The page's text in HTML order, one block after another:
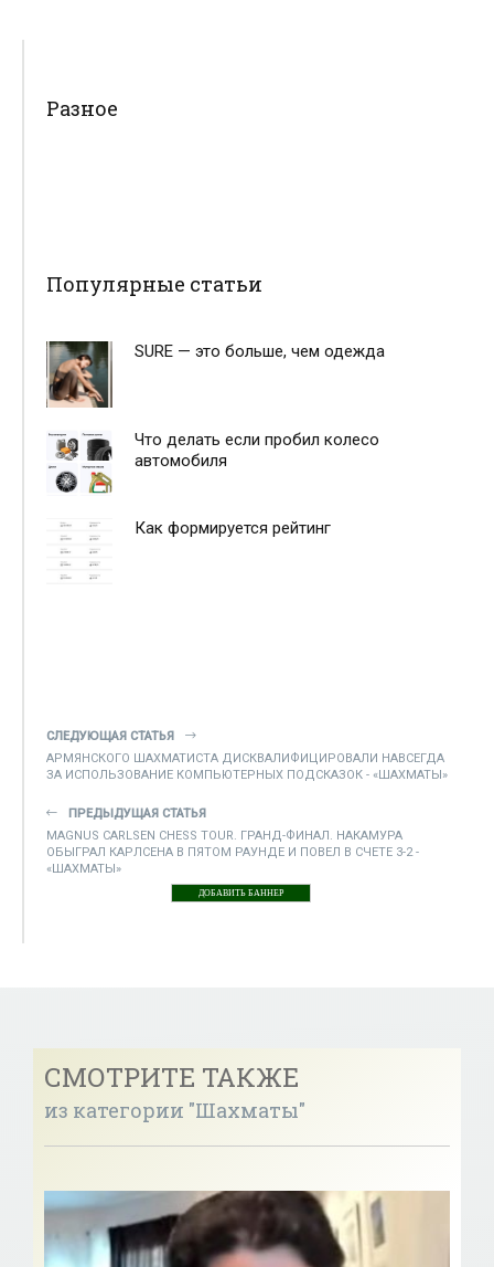
Разное
Популярные статьи
SURE — это больше, чем одежда
Что делать если пробил колесо
автомобиля
Как формируется рейтинг
СЛЕДУЮЩАЯ СТАТЬЯ
АРМЯНСКОГО ШАХМАТИСТА ДИСКВАЛИФИЦИРОВАЛИ НАВСЕГДА
ЗА ИСПОЛЬЗОВАНИЕ КОМПЬЮТЕРНЫХ ПОДСКАЗОК - «ШАХМАТЫ»
ПРЕДЫДУЩАЯ СТАТЬЯ
MAGNUS CARLSEN CHESS TOUR. ГРАНД-ФИНАЛ. НАКАМУРА
ОБЫГРАЛ КАРЛСЕНА В ПЯТОМ РАУНДЕ И ПОВЕЛ В СЧЕТЕ 3-2 -
«ШАХМАТЫ»
ДОБАВИТЬ БАННЕР
СМОТРИТЕ ТАКЖЕ
из категории "Шахматы"